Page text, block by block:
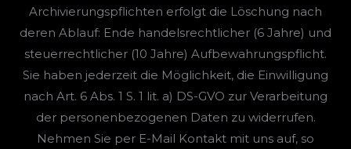
Archivierungspflichten erfolgt die Löschung nach
deren Ablauf: Ende handelsrechtlicher (6 Jahre) und
steuerrechtlicher (10 Jahre) Aufbewahrungspflicht.
Sie haben jederzeit die Möglichkeit, die Einwilligung
nach Art. 6 Abs. 1 S. 1 lit. a) DS-GVO zur Verarbeitung
der personenbezogenen Daten zu widerrufen.
Nehmen Sie per E-Mail Kontakt mit uns auf, so